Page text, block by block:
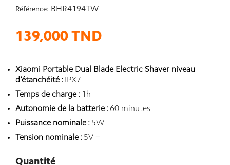
Référence: BHR4194TW
139,000 TND
Xiaomi Portable Dual Blade Electric Shaver niveau
d'étanchéité : IPX7
Temps de charge : 1h
Autonomie de la batterie : 60 minutes
Puissance nominale : 5W
Tension nominale : 5V ⎓
Quantité